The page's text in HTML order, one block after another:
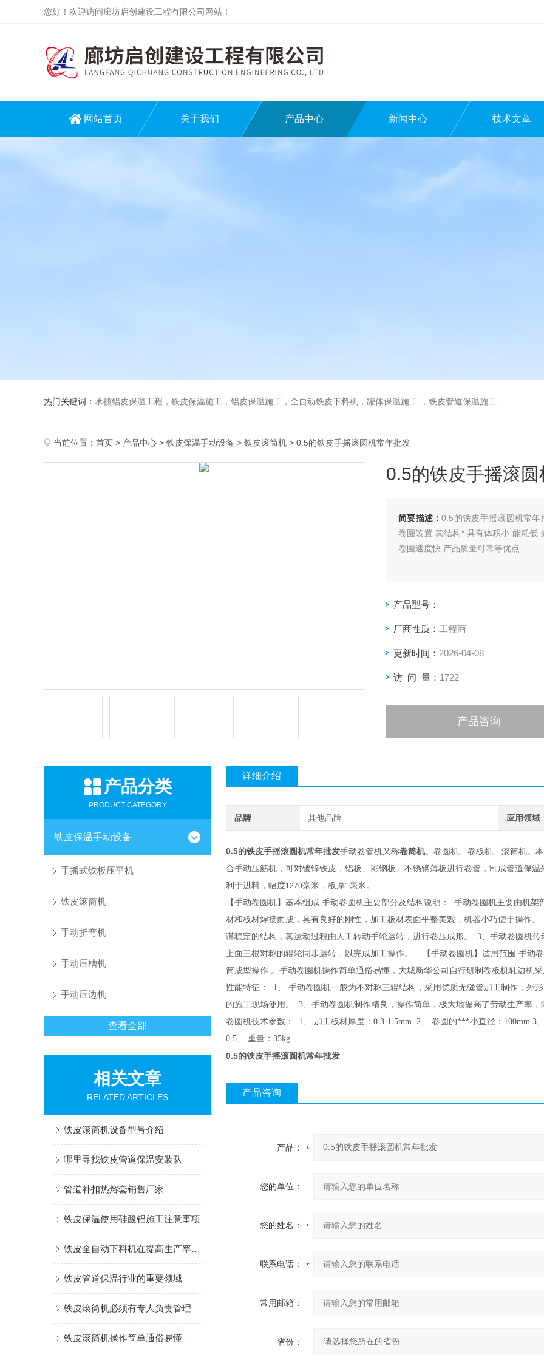
您好！欢迎访问廊坊启创建设工程有限公司网站！
网站首页 关于我们 产品中心 新闻中心 技术文章
热门关键词： 承揽铝皮保温工程，铁皮保温施工，铝皮保温施工，全自动铁皮下料机，罐体保温施工 ，铁皮管道保温施工
当前位置： 首页 > 产品中心 > 铁皮保温手动设备 > 铁皮滚筒机 > 0.5的铁皮手摇滚圆机常年批发
0.5的铁皮手摇滚
简要描述：0.5的铁皮手摇滚圆机常
卷圆装置.其结构*.具有体积小.能耗低
卷圆速度快.产品质量可靠等优点
产品型号：
厂商性质： 工程商
更新时间： 2026-04-08
访 问 量： 1722
产品咨询
产品分类
PRODUCT CATEGORY
铁皮保温手动设备
手摇式铁板压平机
铁皮滚筒机
手动折弯机
手动压槽机
手动压边机
查看全部
相关文章
RELATED ARTICLES
铁皮滚筒机设备型号介绍
哪里寻找铁皮管道保温安装队
管道补扣热熔套销售厂家
铁皮保温使用硅酸铝施工注意事项
铁皮全自动下料机在提高生产率作业中具有重要作用
铁皮管道保温行业的重要领域
铁皮滚筒机必须有专人负责管理
铁皮滚筒机操作简单通俗易懂
详细介绍
品牌 其他品牌 应用领域
0.5的铁皮手摇滚圆机常年批发手动卷管机又称卷筒机、 卷圆机、卷板机、滚筒机。
合手动压筋机，可对镀锌铁皮，铝板、彩钢板、不锈钢薄板进行卷管，制成管道保
利于进料，幅度1270毫米，板厚1毫米。
【手动卷圆机】基本组成 手动卷圆机主要部分及结构说明： 手动卷圆机主要由机
材和板材焊接而成，具有良好的刚性，加工板材表面平整美观，机器小巧便于操作
谨稳定的结构，其运动过程由人工转动手轮运转，进行卷压成形。 3、手动卷圆机
上面三根对称的辊轮同步运转，以完成加工操作。 【手动卷圆机】适用范围 手动
筒成型操作 。手动卷圆机操作简单通俗易懂，大城新华公司自行研制卷板机轧边
性能特征： 1、 手动卷圆机一般为不对称三辊结构，采用优质无缝管加工制作，外
的施工现场使用。 3、手动卷圆机制作精良，操作简单，极大地提高了劳动生产率
卷圆机技术参数： 1、 加工板材厚度：0.3-1.5mm 2、 卷圆的***小直径：100mm 3
0 5、 重量：35kg
0.5的铁皮手摇滚圆机常年批发
产品咨询
产品：
您的单位：
您的姓名：
联系电话：
常用邮箱：
省份：